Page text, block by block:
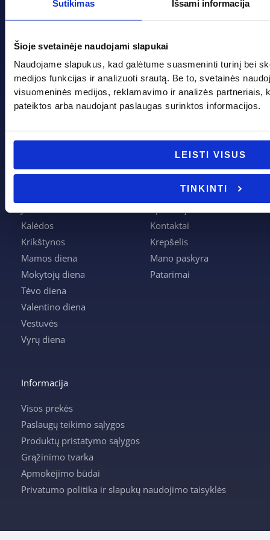
Sutikimas Išsami informacija
Šioje svetainėje naudojami slapukai
Naudojame slapukus, kad galėtume suasmeninti turinį bei
medijos funkcijas ir analizuoti srautą. Be to, svetainės
visuomeninės medijos, reklamavimo ir analizės partneriais,
pateiktos arba naudojant paslaugas surinktos informacijos.
LEISTI VISUS
TINKINTI
Adresas: Tarpučių g. 166, LT-68132 Marijampolė
Telefonas:+370 662 41046
Gedimino g. 2, Marijampolė 68308
+370 662 41046
info@evadeco.net
Pagal progą
Joninės
Kalėdos
Krikštynos
Mamos diena
Mokytojų diena
Tėvo diena
Valentino diena
Vestuvės
Vyrų diena
Pagalba
Apie mus
Apmokėjimas
Kontaktai
Krepšelis
Mano paskyra
Patarimai
Informacija
Visos prekės
Paslaugų teikimo sąlygos
Produktų pristatymo sąlygos
Grąžinimo tvarka
Apmokėjimo būdai
Privatumo politika ir slapukų naudojimo taisyklės